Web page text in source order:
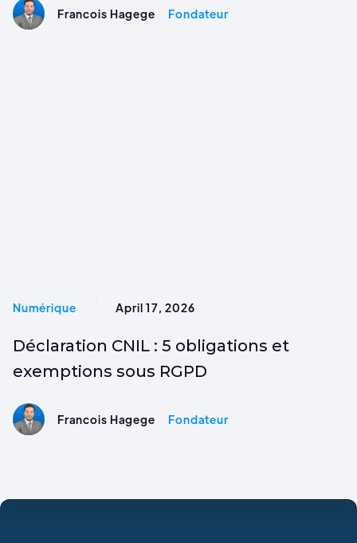
Francois Hagege Fondateur
Numérique April 17, 2026
Déclaration CNIL : 5 obligations et
exemptions sous RGPD
Francois Hagege Fondateur